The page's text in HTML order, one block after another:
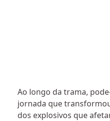
Ao longo da trama,
jornada que
dos explosivos que